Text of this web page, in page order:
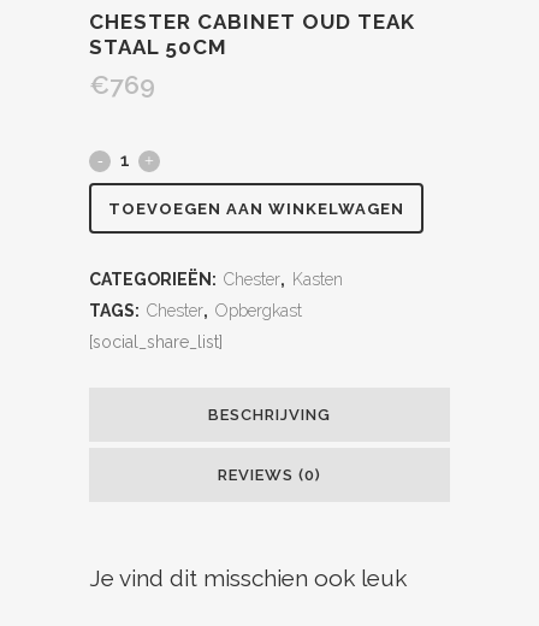
CHESTER CABINET OUD TEAK
STAAL 50CM
€769
TOEVOEGEN AAN WINKELWAGEN
CATEGORIEËN: Chester, Kasten
TAGS: Chester, Opbergkast
[social_share_list]
BESCHRIJVING
REVIEWS (0)
Je vind dit misschien ook leuk